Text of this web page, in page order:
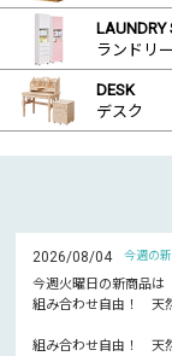
LAUNDRY
ランドリ
DESK
デスク
2026/08/04 今週の
今週火曜日の新商品は
組み合わせ自由！ 天
組み合わせ自由！ 天